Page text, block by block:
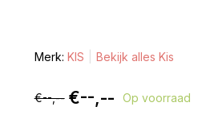
Merk: KIS Bekijk alles Kis
€--,-- €--,-- Op voorraad